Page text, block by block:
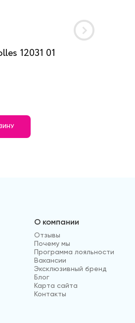
12031 01
О компании
Отзывы
Почему мы
Программа лояльности
Вакансии
Эксклюзивный бренд
Блог
Карта сайта
Контакты